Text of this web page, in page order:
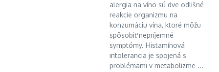
alergia na víno sú dve odlišné
reakcie organizmu na
konzumáciu vína, ktoré môžu
spôsobiť nepríjemné
symptómy. Histamínová
intolerancia je spojená s
problémami v metabolizme ...